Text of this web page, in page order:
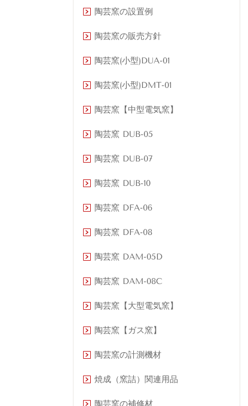
陶芸窯の設置例
陶芸窯の販売方針
陶芸窯(小型)DUA-01
陶芸窯(小型)DMT-01
陶芸窯【中型電気窯】
陶芸窯 DUB-05
陶芸窯 DUB-07
陶芸窯 DUB-10
陶芸窯 DFA-06
陶芸窯 DFA-08
陶芸窯 DAM-05D
陶芸窯 DAM-08C
陶芸窯【大型電気窯】
陶芸窯【ガス窯】
陶芸窯の計測機材
焼成（窯詰）関連用品
陶芸窯の補修材